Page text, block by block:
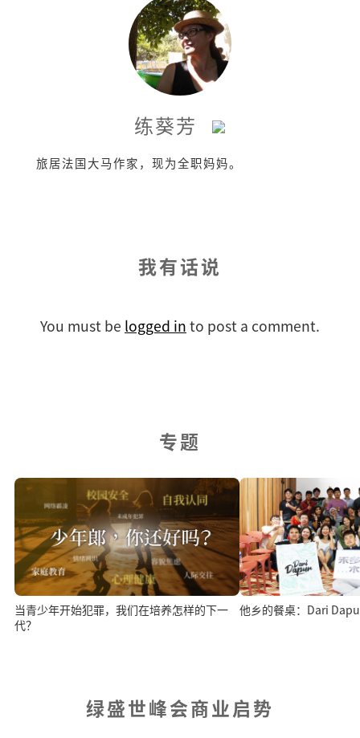
练葵芳
旅居法国大马作家，现为全职妈妈。
我有话说
You must be logged in to post a comment.
专题
当青少年开始犯罪，我们在培养怎样的下一
代？
他乡的餐桌：Dari
绿盛世峰会商业启势